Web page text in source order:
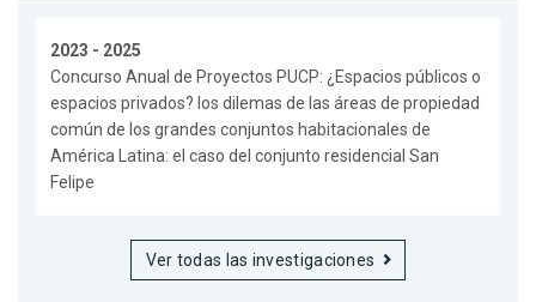
2023 - 2025
Concurso Anual de Proyectos PUCP: ¿Espacios públicos o
espacios privados? los dilemas de las áreas de propiedad
común de los grandes conjuntos habitacionales de
América Latina: el caso del conjunto residencial San
Felipe
Ver todas las investigaciones